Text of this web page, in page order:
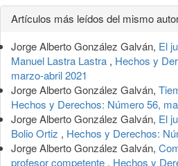
Detalles
del
artículo
Artículos más leídos del mismo
Jorge Alberto González Galván, El
Manuel Lastra Lastra , Hechos y
marzo-abril 2021
Jorge Alberto González Galván,
Hechos y Derechos: Número 56,
Jorge Alberto González Galván, El
Bolio Ortiz , Hechos y Derechos:
Jorge Alberto González Galván,
profesor competente , Hechos y